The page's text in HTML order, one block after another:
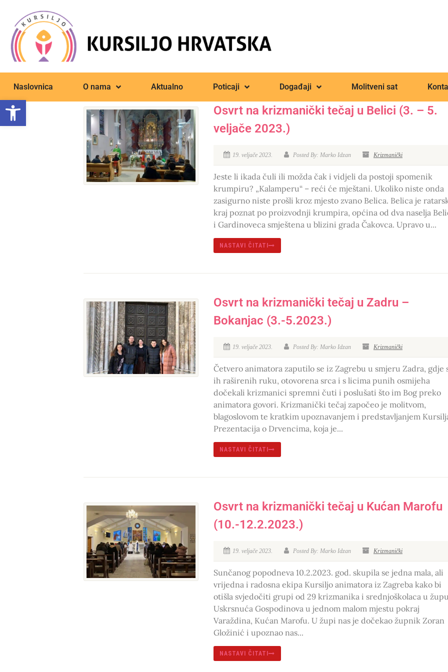
Open toolbar
Naslovnica O nama Aktualno Poticaji Događaji Molitveni sat
Osvrt na krizmanički tečaj u Belici (3. – 5.
veljače 2023.)
19. veljače 2023. Posted By: Marko Idzan Krizmanički
Jeste li ikada čuli ili možda čak i vidjeli da postoji spomenik
krumpiru? „Kalamperu“ – reći će mještani. Ukoliko niste onda
zasigurno niste prošli kroz mjesto zvano Belica. Belica je
kraj poznat po proizvodnji krumpira, općina od dva naselja
i Gardinoveca smještena u blizini grada Čakovca. Upravo u...
NASTAVI ČITATI
Osvrt na krizmanički tečaj u Zadru –
Bokanjac (3.-5.2023.)
19. veljače 2023. Posted By: Marko Idzan Krizmanički
Četvero animatora zaputilo se iz Zagrebu u smjeru Zadra, gdje
ih raširenih ruku, otovorena srca i s licima punih osmijeha
dočekali krizmanici spremni čuti i poslušati što im Bog preko
animatora govori. Krizmanički tečaj započeo je molitvom,
blagoslovom te kratkim upoznavanjem i predstavljanjem
Prezentacija o Drvencima, koja je...
NASTAVI ČITATI
Osvrt na krizmanički tečaj u Kućan Marofu
(10.-12.2.2023.)
19. veljače 2023. Posted By: Marko Idzan Krizmanički
Sunčanog popodneva 10.2.2023. god. skupila se jedna mala, ali
vrijedna i radosna ekipa Kursiljo animatora iz Zagreba kako bi
otišla svjedočiti grupi od 29 krizmanika i srednjoškolaca u župu
Uskrsnuća Gospodinova u jednom malom mjestu pokraj
Varaždina, Kućan Marofu. U župi nas je dočekao župnik Zoran
Gložinić i upoznao nas...
NASTAVI ČITATI